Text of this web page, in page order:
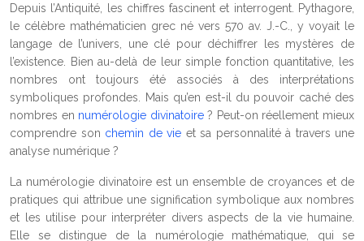
Depuis l’Antiquité, les chiffres fascinent et interrogent. Pythagore,
le célèbre mathématicien grec né vers 570 av. J.-C., y voyait le
langage de l’univers, une clé pour déchiffrer les mystères de
l’existence. Bien au-delà de leur simple fonction quantitative, les
nombres ont toujours été associés à des interprétations
symboliques profondes. Mais qu’en est-il du pouvoir caché des
nombres en numérologie divinatoire? Peut-on réellement mieux
comprendre son chemin de vie et sa personnalité à travers une
analyse numérique ?
La numérologie divinatoire est un ensemble de croyances et de
pratiques qui attribue une signification symbolique aux nombres
et les utilise pour interpréter divers aspects de la vie humaine.
Elle se distingue de la numérologie mathématique, qui se